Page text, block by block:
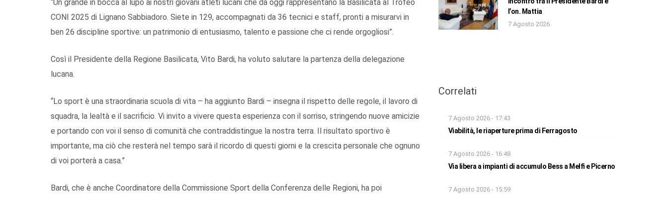
“Un grande in bocca al lupo ai nostri giovani atleti lucani che da oggi rappresentano la Basilicata al Trofeo
CONI 2025 di Lignano Sabbiadoro. Siete in 129, accompagnati da 36 tecnici e staff, pronti a misurarvi in
ben 26 discipline sportive: un patrimonio di entusiasmo, talento e passione che ci rende orgogliosi”.
Così il Presidente della Regione Basilicata, Vito Bardi, ha voluto salutare la partenza della delegazione
lucana.
“Lo sport è una straordinaria scuola di vita – ha aggiunto Bardi – insegna il rispetto delle regole, il lavoro di
squadra, la lealtà e il sacrificio. Vi invito a vivere questa esperienza con il sorriso, stringendo nuove amicizie
e portando con voi il senso di comunità che contraddistingue la nostra terra. Il risultato sportivo è
importante, ma ciò che resterà nel tempo sarà il ricordo di questi giorni e la crescita personale che ognuno
di voi porterà a casa.”
Bardi, che è anche Coordinatore della Commissione Sport della Conferenza delle Regioni, ha poi
l’on. Mattia
7 Agosto 2026
Correlati
7 Agosto 2026 - 17:43
Viabilità, le riaperture prima di Ferragosto
7 Agosto 2026 - 16:48
Via libera a impianti di accumulo Bess a Melfi e Picerno
7 Agosto 2026 - 15:59